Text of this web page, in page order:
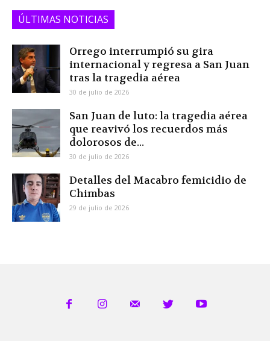
ÚLTIMAS NOTICIAS
Orrego interrumpió su gira
internacional y regresa a San Juan
tras la tragedia aérea
30 de julio de 2026
San Juan de luto: la tragedia aérea
que reavivó los recuerdos más
dolorosos de...
30 de julio de 2026
Detalles del Macabro femicidio de
Chimbas
29 de julio de 2026